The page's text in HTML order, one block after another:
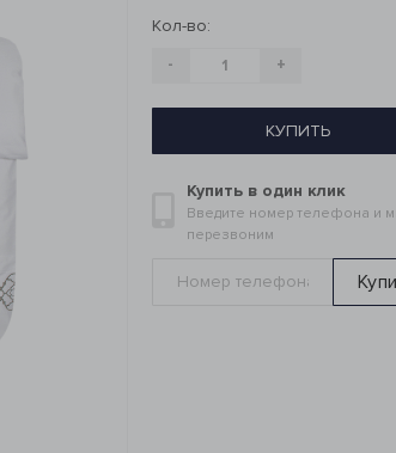
Кол-во:
- +
КУПИТЬ
Купить в один клик
Введите номер телефона и
перезвоним